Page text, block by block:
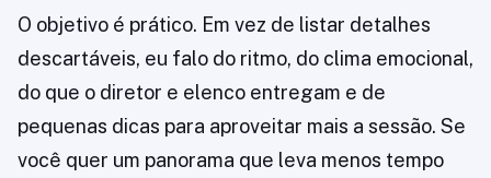
O objetivo é prático. Em vez de listar detalhes
descartáveis, eu falo do ritmo, do clima emocional,
do que o diretor e elenco entregam e de
pequenas dicas para aproveitar mais a sessão. Se
você quer um panorama que leva menos tempo